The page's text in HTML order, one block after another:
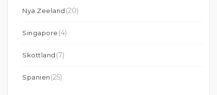
Nya Zeeland (20)
Singapore (4)
Skottland (7)
Spanien (25)